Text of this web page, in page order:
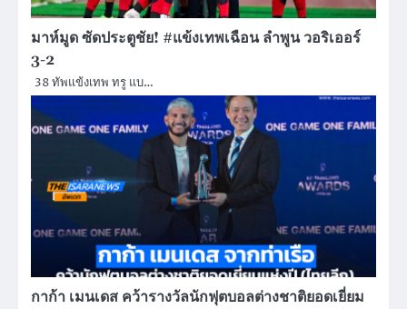
มาห์มูด ซัดประตูชัย! #แข้งเทพเฉือน ลำพูน วอริเออร์
3-2
38 ทัพแข้งเทพ ทรู แบ…
กาก้า เมนเดส คว้ารางวัลนักฟุตบอลต่างชาติยอดเยี่ยม